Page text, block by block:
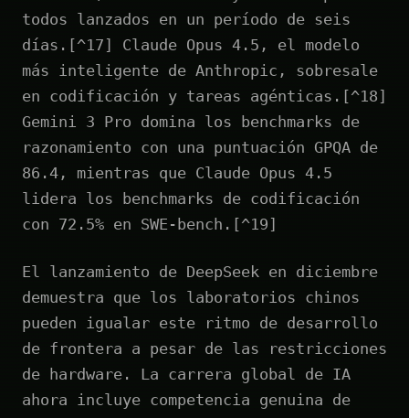
todos lanzados en un período de seis
días.[^17] Claude Opus 4.5, el modelo
más inteligente de Anthropic, sobresale
en codificación y tareas agénticas.[^18]
Gemini 3 Pro domina los benchmarks de
razonamiento con una puntuación GPQA de
86.4, mientras que Claude Opus 4.5
lidera los benchmarks de codificación
con 72.5% en SWE-bench.[^19]
El lanzamiento de DeepSeek en diciembre
demuestra que los laboratorios chinos
pueden igualar este ritmo de desarrollo
de frontera a pesar de las restricciones
de hardware. La carrera global de IA
ahora incluye competencia genuina de